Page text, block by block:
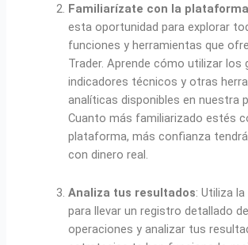
Familiarízate con la plataforma
esta oportunidad para explorar
funciones y herramientas que
Trader. Aprende cómo utilizar los
indicadores técnicos y otras
analíticas disponibles en nuestra
Cuanto más familiarizado estés
plataforma, más confianza
con dinero real.
Analiza tus resultados: Utiliza
para llevar un registro detallado
operaciones y analizar tus